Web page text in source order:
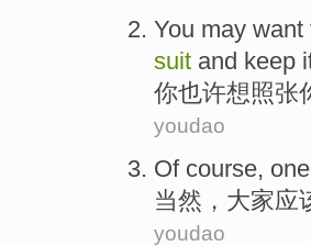
You may want
suit and keep
你也许想照张
youdao
Of course, one
当然 ， 大家应
youdao